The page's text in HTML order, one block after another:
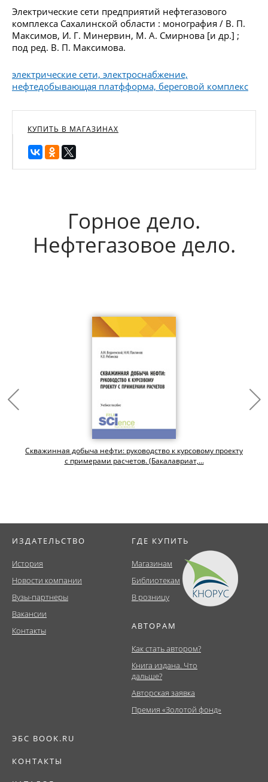
Электрические сети предприятий нефтегазового
комплекса Сахалинской области : монография / В. П.
Максимов, И. Г. Минервин, М. А. Смирнова [и др.] ;
под ред. В. П. Максимова.
электрические сети, электроснабжение,
нефтедобывающая платфформа, береговой комплекс
КУПИТЬ В МАГАЗИНАХ
Горное дело.
Нефтегазовое дело.
Скважинная добыча нефти: руководство к курсовому проекту
с примерами расчетов. (Бакалавриат,...
ИЗДАТЕЛЬСТВО
История
Новости компании
Вузы-партнеры
Вакансии
Контакты
ГДЕ КУПИТЬ
Магазинам
Библиотекам
В розницу
АВТОРАМ
Как стать автором?
Книга издана. Что
дальше?
Авторская заявка
Премия «Золотой фонд»
ЭБС BOOK.RU
КОНТАКТЫ